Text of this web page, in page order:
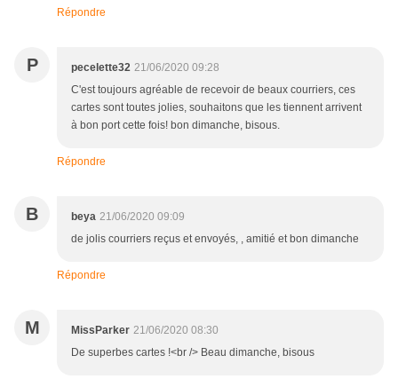
Répondre
P pecelette32 21/06/2020 09:28
C'est toujours agréable de recevoir de beaux courriers, ces
cartes sont toutes jolies, souhaitons que les tiennent arrivent
à bon port cette fois! bon dimanche, bisous.
Répondre
B beya 21/06/2020 09:09
de jolis courriers reçus et envoyés, , amitié et bon dimanche
Répondre
M MissParker 21/06/2020 08:30
De superbes cartes !<br /> Beau dimanche, bisous